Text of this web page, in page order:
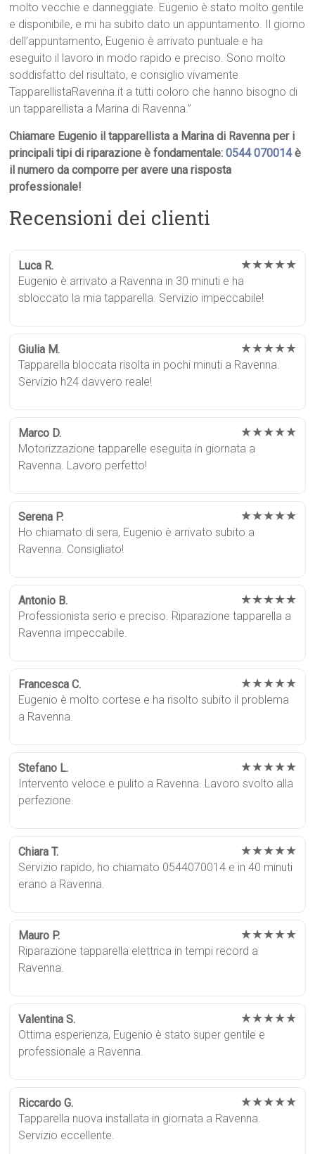
molto vecchie e danneggiate. Eugenio è stato molto gentile
e disponibile, e mi ha subito dato un appuntamento. Il giorno
dell’appuntamento, Eugenio è arrivato puntuale e ha
eseguito il lavoro in modo rapido e preciso. Sono molto
soddisfatto del risultato, e consiglio vivamente
TapparellistaRavenna.it a tutti coloro che hanno bisogno di
un tapparellista a Marina di Ravenna.”
Chiamare Eugenio il tapparellista a Marina di Ravenna per i
principali tipi di riparazione è fondamentale:0544 070014è
il numero da comporre per avere una risposta
professionale!
Recensioni dei clienti
Luca R. ★★★★★
Eugenio è arrivato a Ravenna in 30 minuti e ha
sbloccato la mia tapparella. Servizio impeccabile!
Giulia M. ★★★★★
Tapparella bloccata risolta in pochi minuti a Ravenna.
Servizio h24 davvero reale!
Marco D. ★★★★★
Motorizzazione tapparelle eseguita in giornata a
Ravenna. Lavoro perfetto!
Serena P. ★★★★★
Ho chiamato di sera, Eugenio è arrivato subito a
Ravenna. Consigliato!
Antonio B. ★★★★★
Professionista serio e preciso. Riparazione tapparella a
Ravenna impeccabile.
Francesca C. ★★★★★
Eugenio è molto cortese e ha risolto subito il problema
a Ravenna.
Stefano L. ★★★★★
Intervento veloce e pulito a Ravenna. Lavoro svolto alla
perfezione.
Chiara T. ★★★★★
Servizio rapido, ho chiamato 0544070014 e in 40 minuti
erano a Ravenna.
Mauro P. ★★★★★
Riparazione tapparella elettrica in tempi record a
Ravenna.
Valentina S. ★★★★★
Ottima esperienza, Eugenio è stato super gentile e
professionale a Ravenna.
Riccardo G. ★★★★★
Tapparella nuova installata in giornata a Ravenna.
Servizio eccellente.